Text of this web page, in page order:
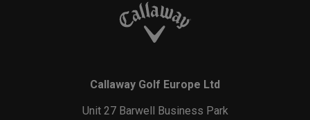
Callaway Golf Europe Ltd
Unit 27 Barwell Business Park